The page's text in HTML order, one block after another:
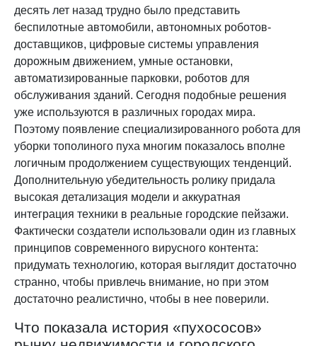
десять лет назад трудно было представить
беспилотные автомобили, автономных роботов-
доставщиков, цифровые системы управления
дорожным движением, умные остановки,
автоматизированные парковки, роботов для
обслуживания зданий. Сегодня подобные решения
уже используются в различных городах мира.
Поэтому появление специализированного робота для
уборки тополиного пуха многим показалось вполне
логичным продолжением существующих тенденций.
Дополнительную убедительность ролику придала
высокая детализация модели и аккуратная
интеграция техники в реальные городские пейзажи.
Фактически создатели использовали один из главных
принципов современного вирусного контента:
придумать технологию, которая выглядит достаточно
странно, чтобы привлечь внимание, но при этом
достаточно реалистично, чтобы в нее поверили.
Что показала история «пухососов»